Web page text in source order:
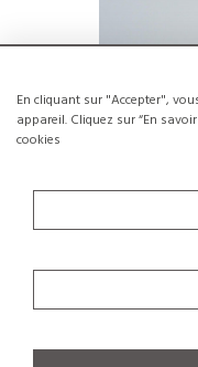
En cliquant sur "Accepter",
appareil. Cliquez sur “En
cookies
Grand